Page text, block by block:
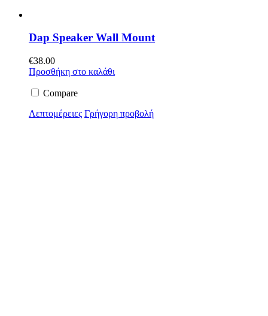
Dap Speaker Wall Mount
€38.00
Προσθήκη στο καλάθι
Compare
Λεπτομέρειες Γρήγορη προβολή